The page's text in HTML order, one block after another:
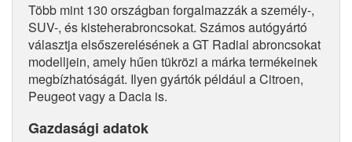
Több mint 130 országban forgalmazzák a személy-,
SUV-, és kisteherabroncsokat. Számos autógyártó
választja elsőszerelésének a GT Radial abroncsokat
modelljein, amely hűen tükrözi a márka termékeinek
megbízhatóságát. Ilyen gyártók például a Citroen,
Peugeot vagy a Dacia is.
Gazdasági adatok